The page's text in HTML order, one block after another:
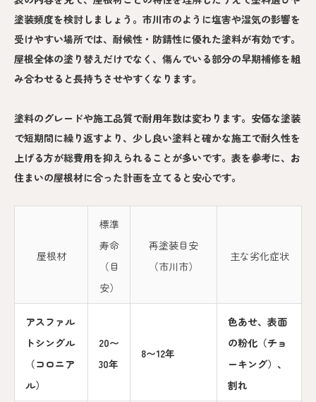
塗装頻度を検討しましょう。市川市のように塩害や湿気の影響を
受けやすい場所では、耐候性・防錆性に優れた塗料が有効です。
屋根全体の塗り替えだけでなく、傷んでいる部分の早期補修を組
み合わせると長持ちさせやすくなります。
塗料のグレードや施工品質で耐用年数は変わります。安価な塗装
で短期間に繰り返すより、少し良い塗料と確かな施工で耐久性を
上げる方が総費用を抑えられることが多いです。表を参考に、お
住まいの屋根材に合った計画を立てると安心です。
屋根材
標準
寿命
（目
安）
再塗装目安
（市川市）
主な劣化症状
アスファル
トシングル
（コロニア
ル）
20〜
30年
8〜12年
色あせ、表面
の粉化（チョ
ーキング）、
割れ